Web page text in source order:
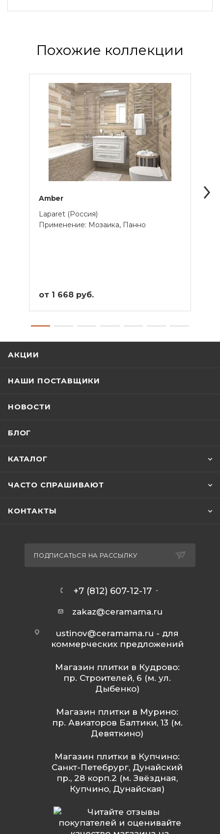
Похожие коллекции
Amber
Laparet (Россия)
Применение: Мозаика, Панно
от 1 668 руб.
АКЦИИ
НАШИ ПОСТАВЩИКИ
НОВОСТИ
БЛОГ
КАТАЛОГ
ЧАСТО СПРАШИВАЮТ
КОНТАКТЫ
ПОДПИСАТЬСЯ НА РАССЫЛКУ
+7 (812) 607-12-17
zakaz@ceramama.ru
ustinov@ceramama.ru - для
коммерческих предложений
Магазин плитки в Кудрово:
пр. Строителей, 6 (м. ул.
Дыбенко)
Магазин плитки в Мурино:
пр. Авиаторов Балтики, 13 (м.
Девяткино)
Магазин плитки в Купчино:
Санкт-Петебрург, Дунайский
пр., 28 корп.2 (м. Звёздная,
Купчино, Дунайская)